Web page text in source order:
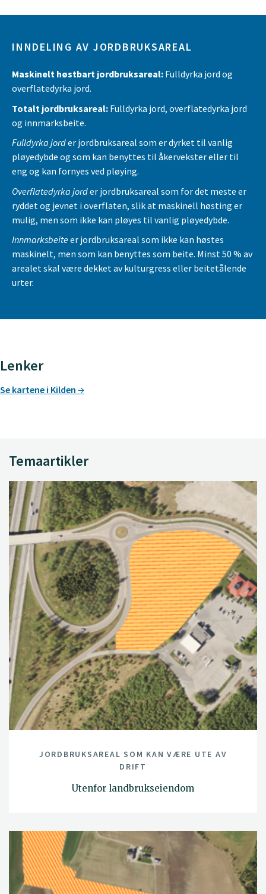
INNDELING AV JORDBRUKSAREAL
Maskinelt høstbart jordbruksareal: Fulldyrka jord og
overflatedyrka jord.
Totalt jordbruksareal: Fulldyrka jord, overflatedyrka jord
og innmarksbeite.
Fulldyrka jorder jordbruksareal som er dyrket til vanlig
pløyedybde og som kan benyttes til åkervekster eller til
eng og kan fornyes ved pløying.
Overflatedyrka jorder jordbruksareal som for det meste er
ryddet og jevnet i overflaten, slik at maskinell høsting er
mulig, men som ikke kan pløyes til vanlig pløyedybde.
Innmarksbeiteer jordbruksareal som ikke kan høstes
maskinelt, men som kan benyttes som beite. Minst 50 % av
arealet skal være dekket av kulturgress eller beitetålende
urter.
Lenker
Se kartene i Kilden
Temaartikler
JORDBRUKSAREAL SOM KAN VÆRE UTE AV
DRIFT
Utenfor landbrukseiendom